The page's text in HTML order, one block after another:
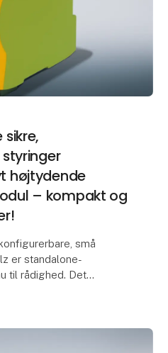
højtydende
– kompakt og
små
er standalone-
til rådighed. Det